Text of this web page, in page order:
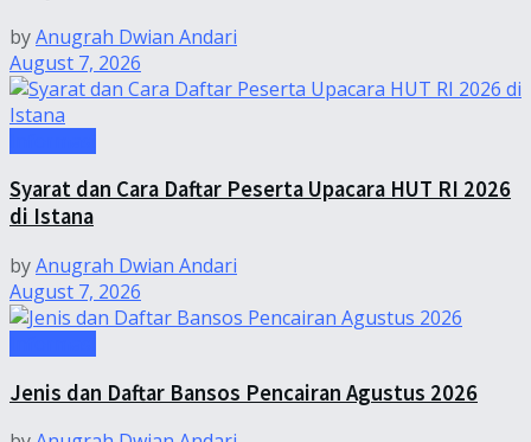
byAnugrah Dwian Andari
August 7, 2026
Syarat dan Cara Daftar Peserta Upacara HUT RI 2026
di Istana
byAnugrah Dwian Andari
August 7, 2026
Jenis dan Daftar Bansos Pencairan Agustus 2026